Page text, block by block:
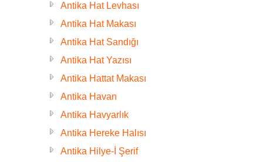
Antika Hat Levhası
Antika Hat Makası
Antika Hat Sandığı
Antika Hat Yazısı
Antika Hattat Makası
Antika Havan
Antika Havyarlık
Antika Hereke Halısı
Antika Hilye-İ Şerif